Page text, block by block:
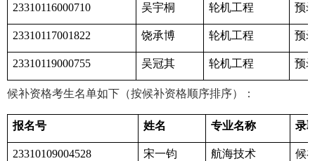
23310116000710 吴宇桐 轮机工程 预
23310117001822 饶承博 轮机工程 预
23310119000755 吴冠其 轮机工程 预
候补资格考生名单如下（按候补资格顺序排序）：
报名号 姓名 专业名称 录
23310109004528 宋一钧 航海技术 候